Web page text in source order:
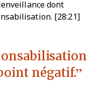
dont
[28:21]
négatif.